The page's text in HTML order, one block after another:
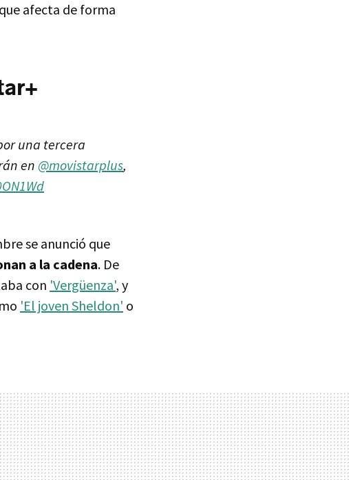
afecta de forma
una tercera
en @movistarplus,
se anunció que
a la cadena. De
con 'Vergüenza', y
'El joven Sheldon' o